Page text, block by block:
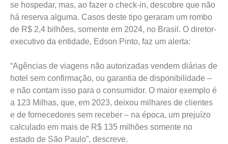
se hospedar, mas, ao fazer o check-in, descobre que não
há reserva alguma. Casos deste tipo geraram um rombo
de R$ 2,4 bilhões, somente em 2024, no Brasil. O diretor-
executivo da entidade, Edson Pinto, faz um alerta:
“Agências de viagens não autorizadas vendem diárias de
hotel sem confirmação, ou garantia de disponibilidade –
e não contam isso para o consumidor. O maior exemplo é
a 123 Milhas, que, em 2023, deixou milhares de clientes
e de fornecedores sem receber – na época, um prejuízo
calculado em mais de R$ 135 milhões somente no
estado de São Paulo”, descreve.